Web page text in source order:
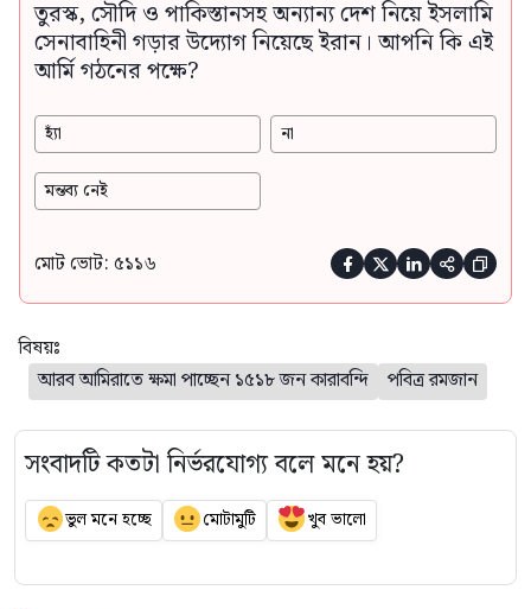
তুরস্ক, সৌদি ও পাকিস্তানসহ অন্যান্য দেশ নিয়ে ইসলামি
সেনাবাহিনী গড়ার উদ্যোগ নিয়েছে ইরান। আপনি কি এই
আর্মি গঠনের পক্ষে?
হ্যাঁ না
মন্তব্য নেই
মোট ভোট: ৫১১৬     
বিষয়ঃ
আরব আমিরাতে ক্ষমা পাচ্ছেন ১৫১৮ জন কারাবন্দি
পবিত্র রমজান
সংবাদটি কতটা নির্ভরযোগ্য বলে মনে হয়?
ভুল মনে হচ্ছে মোটামুটি খুব ভালো